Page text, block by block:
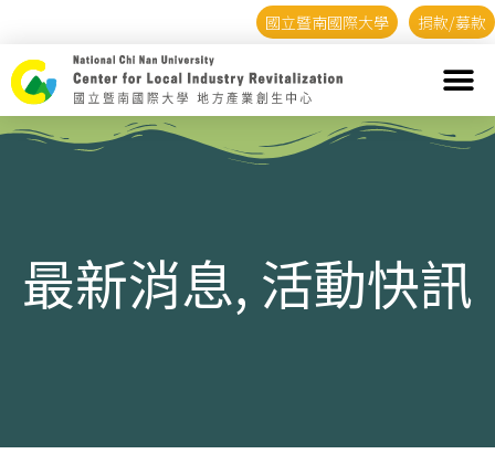
國立暨南國際大學 捐款/募款
最新消息, 活動快訊